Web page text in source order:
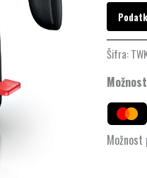
Šifra: